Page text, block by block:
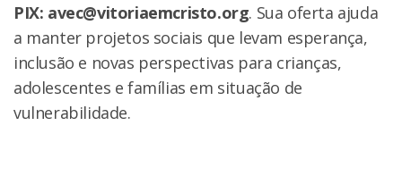
PIX: avec@vitoriaemcristo.org. Sua oferta ajuda
a manter projetos sociais que levam esperança,
inclusão e novas perspectivas para crianças,
adolescentes e famílias em situação de
vulnerabilidade.